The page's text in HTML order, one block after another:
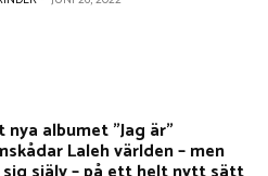
nya albumet ”Jag är”
Laleh världen – men